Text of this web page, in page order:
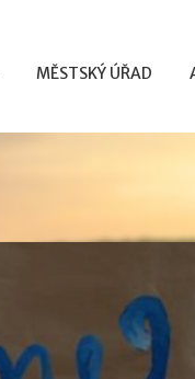
MĚSTSKÝ ÚŘAD